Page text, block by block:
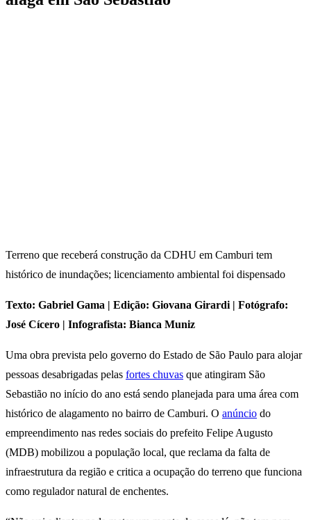
Terreno que receberá construção da CDHU em Camburi tem
histórico de inundações; licenciamento ambiental foi dispensado
Texto: Gabriel Gama | Edição: Giovana Girardi | Fotógrafo:
José Cícero | Infografista: Bianca Muniz
Uma obra prevista pelo governo do Estado de São Paulo para alojar
pessoas desabrigadas pelas fortes chuvas que atingiram São
Sebastião no início do ano está sendo planejada para uma área com
histórico de alagamento no bairro de Camburi. O anúncio do
empreendimento nas redes sociais do prefeito Felipe Augusto
(MDB) mobilizou a população local, que reclama da falta de
infraestrutura da região e critica a ocupação do terreno que funciona
como regulador natural de enchentes.